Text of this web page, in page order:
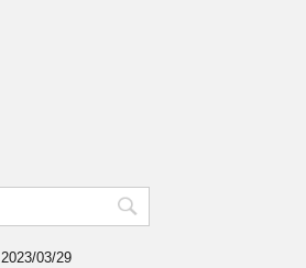
2023/03/29